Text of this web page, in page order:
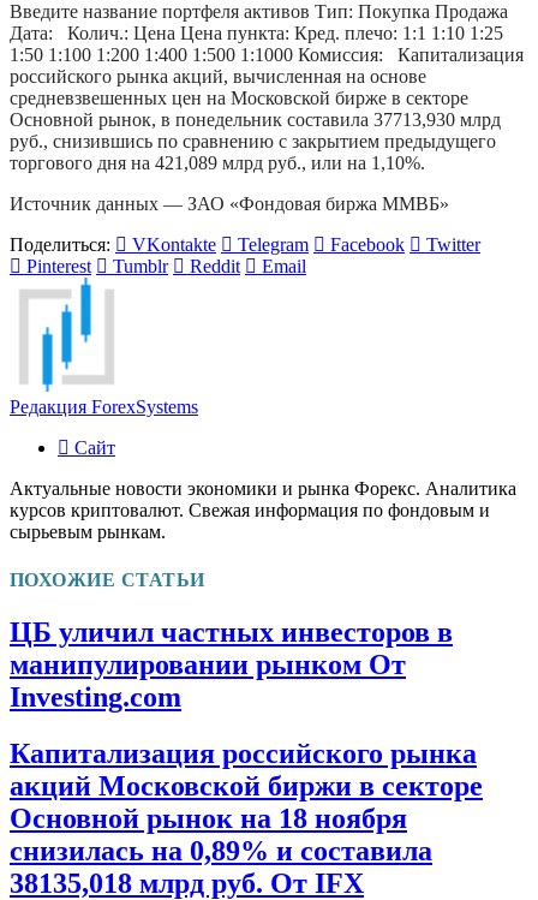
Введите название портфеля активов Тип: Покупка Продажа
Дата: Колич.: Цена Цена пункта: Кред. плечо: 1:1 1:10 1:25
1:50 1:100 1:200 1:400 1:500 1:1000 Комиссия: Капитализация
российского рынка акций, вычисленная на основе
средневзвешенных цен на Московской бирже в секторе
Основной рынок, в понедельник составила 37713,930 млрд
руб., снизившись по сравнению с закрытием предыдущего
торгового дня на 421,089 млрд руб., или на 1,10%.
Источник данных — ЗАО «Фондовая биржа ММВБ»
Поделиться:
VKontakte Telegram Facebook
Twitter
Pinterest
Tumblr Reddit Email
Редакция ForexSystems
Сайт
Актуальные новости экономики и рынка Форекс. Аналитика
курсов криптовалют. Свежая информация по фондовым и
сырьевым рынкам.
ПОХОЖИЕ СТАТЬИ
ЦБ уличил частных инвесторов в
манипулировании рынком От
Investing.com
Капитализация российского рынка
акций Московской биржи в секторе
Основной рынок на 18 ноября
снизилась на 0,89% и составила
38135,018 млрд руб. От IFX